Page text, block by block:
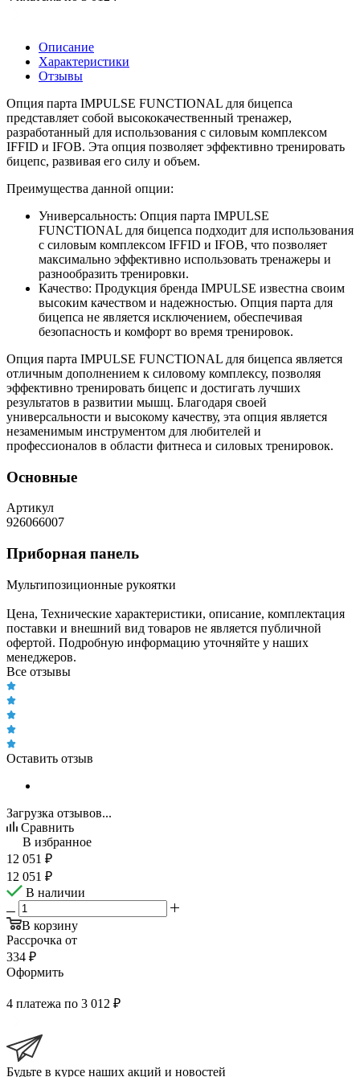
Описание
Характеристики
Отзывы
Опция парта IMPULSE FUNCTIONAL для бицепса
представляет собой высококачественный тренажер,
разработанный для использования с силовым комплексом
IFFID и IFOB. Эта опция позволяет эффективно тренировать
бицепс, развивая его силу и объем.
Преимущества данной опции:
Универсальность: Опция парта IMPULSE
FUNCTIONAL для бицепса подходит для использования
с силовым комплексом IFFID и IFOB, что позволяет
максимально эффективно использовать тренажеры и
разнообразить тренировки.
Качество: Продукция бренда IMPULSE известна своим
высоким качеством и надежностью. Опция парта для
бицепса не является исключением, обеспечивая
безопасность и комфорт во время тренировок.
Опция парта IMPULSE FUNCTIONAL для бицепса является
отличным дополнением к силовому комплексу, позволяя
эффективно тренировать бицепс и достигать лучших
результатов в развитии мышц. Благодаря своей
универсальности и высокому качеству, эта опция является
незаменимым инструментом для любителей и
профессионалов в области фитнеса и силовых тренировок.
Основные
Артикул
926066007
Приборная панель
Мультипозиционные рукоятки
Цена, Технические характеристики, описание, комплектация
поставки и внешний вид товаров не является публичной
офертой. Подробную информацию уточняйте у наших
менеджеров.
Все отзывы
Оставить отзыв
Загрузка отзывов...
Сравнить
В избранное
12 051 ₽
12 051 ₽
В наличии
В корзину
Рассрочка от
334 ₽
Оформить
4 платежа по 3 012 ₽
Будьте в курсе наших акций и новостей